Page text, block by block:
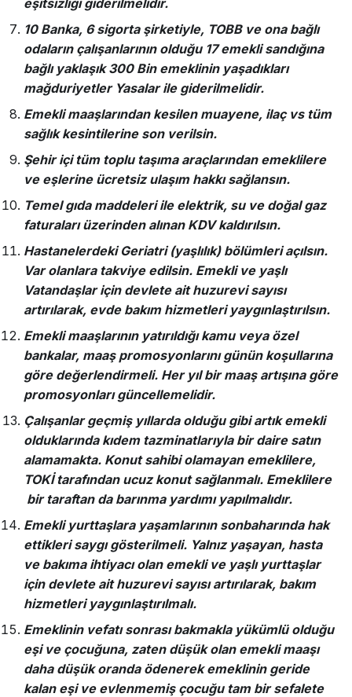
10 Banka, 6 sigorta şirketiyle, TOBB ve ona bağlı
odaların çalışanlarının olduğu 17 emekli sandığına
bağlı yaklaşık 300 Bin emeklinin yaşadıkları
mağduriyetler Yasalar ile giderilmelidir.
Emekli maaşlarından kesilen muayene, ilaç vs tüm
sağlık kesintilerine son verilsin.
Şehir içi tüm toplu taşıma araçlarından emeklilere
ve eşlerine ücretsiz ulaşım hakkı sağlansın.
Temel gıda maddeleri ile elektrik, su ve doğal gaz
faturaları üzerinden alınan KDV kaldırılsın.
Hastanelerdeki Geriatri (yaşlılık) bölümleri açılsın.
Var olanlara takviye edilsin. Emekli ve yaşlı
Vatandaşlar için devlete ait huzurevi sayısı
artırılarak, evde bakım hizmetleri yaygınlaştırılsın.
Emekli maaşlarının yatırıldığı kamu veya özel
bankalar, maaş promosyonlarını günün koşullarına
göre değerlendirmeli. Her yıl bir maaş artışına göre
promosyonları güncellemelidir.
Çalışanlar geçmiş yıllarda olduğu gibi artık emekli
olduklarında kıdem tazminatlarıyla bir daire satın
alamamakta. Konut sahibi olamayan emeklilere,
TOKİ tarafından ucuz konut sağlanmalı. Emeklilere
bir taraftan da barınma yardımı yapılmalıdır.
Emekli yurttaşlara yaşamlarının sonbaharında hak
ettikleri saygı gösterilmeli. Yalnız yaşayan, hasta
ve bakıma ihtiyacı olan emekli ve yaşlı yurttaşlar
için devlete ait huzurevi sayısı artırılarak, bakım
hizmetleri yaygınlaştırılmalı.
Emeklinin vefatı sonrası bakmakla yükümlü olduğu
eşi ve çocuğuna, zaten düşük olan emekli maaşı
daha düşük oranda ödenerek emeklinin geride
kalan eşi ve evlenmemiş çocuğu tam bir sefalete